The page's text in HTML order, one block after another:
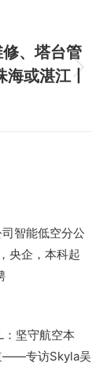
、塔台管
或湛江丨
智能低空分公
央企，本科起
坚守航空本
——专访Skyla吴